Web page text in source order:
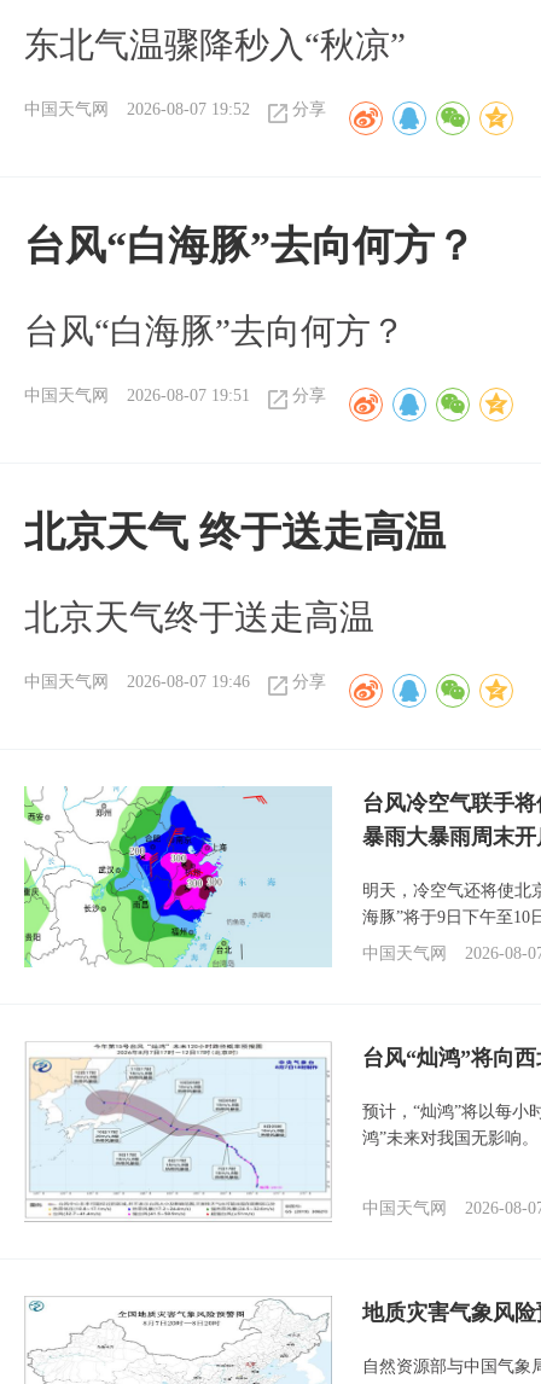
东北气温骤降秒入“秋凉”
中国天气网 2026-08-07 19:52 分享
台风“白海豚”去向何方？
台风“白海豚”去向何方？
中国天气网 2026-08-07 19:51 分享
北京天气 终于送走高温
北京天气终于送走高温
中国天气网 2026-08-07 19:46 分享
台风冷空气联手
暴雨大暴雨周末开
明天，冷空气还将使北
海豚”将于9日下午至10
中国天气网
2026-08-
台风“灿鸿”将向
预计，“灿鸿”将以每小
鸿”未来对我国无影响。
中国天气网 2026-08-
地质灾害气象风
自然资源部与中国气象